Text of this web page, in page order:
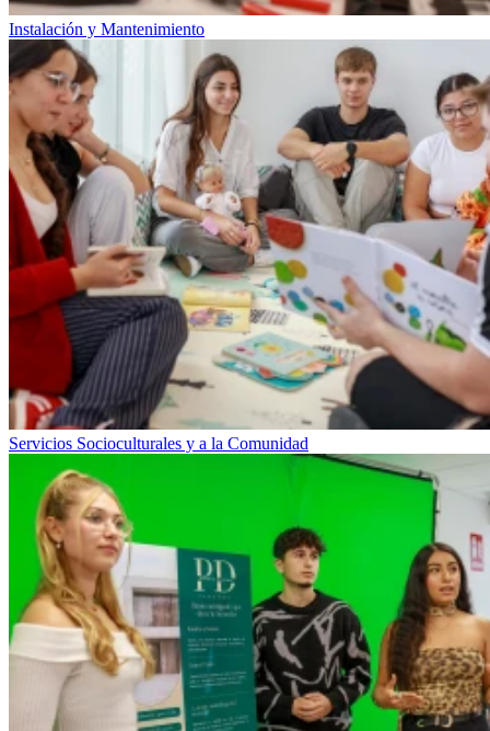
Instalación y Mantenimiento
Servicios Socioculturales y a la Comunidad